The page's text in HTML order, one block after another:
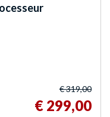
€ 319,00
€ 299,00